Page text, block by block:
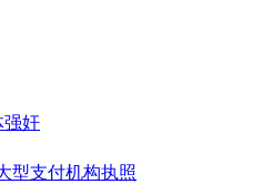
强奸
型支付机构执照